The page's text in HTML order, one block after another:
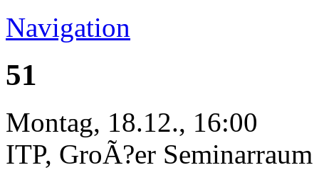
Navigation
51
Montag, 18.12., 16:00
ITP, GroÃ?er Seminarraum